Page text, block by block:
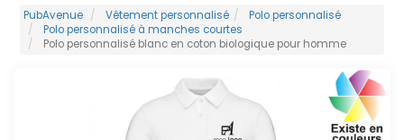
PubAvenue Vêtement personnalisé
Polo personnalisé
Polo personnalisé à manches courtes
Polo personnalisé blanc en coton biologique pour homme